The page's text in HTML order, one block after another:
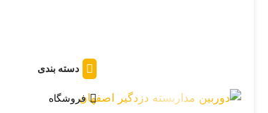
دسته بندی
فروشگاه